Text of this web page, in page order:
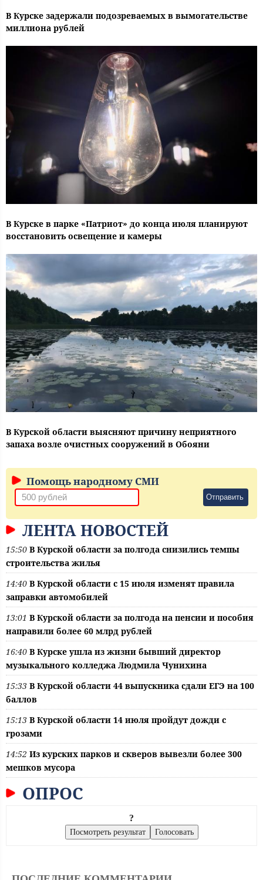
В Курске задержали подозреваемых в вымогательстве
миллиона рублей
В Курске в парке «Патриот» до конца июля планируют
восстановить освещение и камеры
В Курской области выясняют причину неприятного
запаха возле очистных сооружений в Обояни
Помощь народному СМИ
Отправить
ЛЕНТА НОВОСТЕЙ
15:50 В Курской области за полгода снизились темпы
строительства жилья
14:40 В Курской области с 15 июля изменят правила
заправки автомобилей
13:01 В Курской области за полгода на пенсии и пособия
направили более 60 млрд рублей
16:40 В Курске ушла из жизни бывший директор
музыкального колледжа Людмила Чунихина
15:33 В Курской области 44 выпускника сдали ЕГЭ на 100
баллов
15:13 В Курской области 14 июля пройдут дожди с
грозами
14:52 Из курских парков и скверов вывезли более 300
мешков мусора
ОПРОС
?